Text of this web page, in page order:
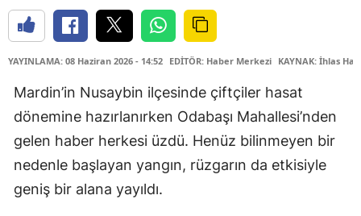
YAYINLAMA: 08 Haziran 2026 - 14:52 EDİTÖR: Haber Merkezi KAYNAK: İhlas
Mardin’in Nusaybin ilçesinde çiftçiler hasat
dönemine hazırlanırken Odabaşı Mahallesi’nden
gelen haber herkesi üzdü. Henüz bilinmeyen bir
nedenle başlayan yangın, rüzgarın da etkisiyle
geniş bir alana yayıldı.